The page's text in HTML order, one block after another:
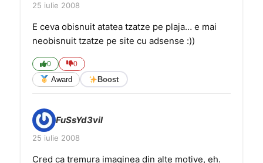
25 iulie 2008
E ceva obisnuit atatea tzatze pe plaja… e mai
neobisnuit tzatze pe site cu adsense :))
0 0
Award Boost
FuSsYd3vil
25 iulie 2008
Cred ca tremura imaginea din alte motive, eh.